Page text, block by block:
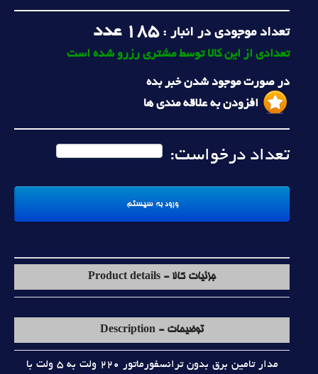
تعداد موجودی در انبار :185 عدد
تعدادی از این کالا توسط مشتری رزرو شده است
در صورت موجود شدن خبر بده
افزودن به علاقه مندی ها
تعداد درخواست:
جزئیات کالا - Product details
توضیحات - Description
مدار تامين برق بدون ترانسفورماتور 220 ولت به 5 ولت با